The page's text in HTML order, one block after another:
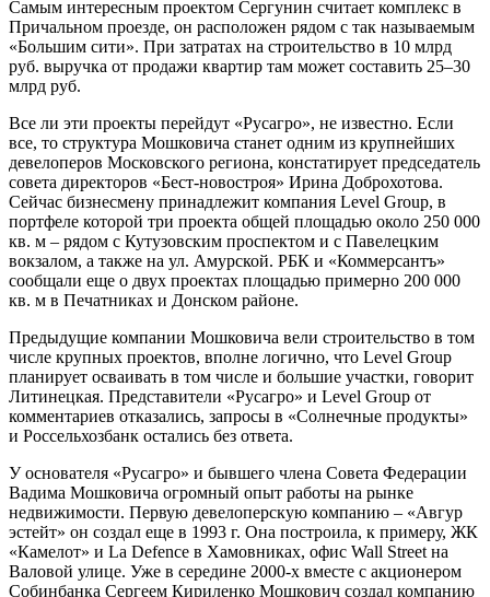
Самым интересным проектом Сергунин считает комплекс в
Причальном проезде, он расположен рядом с так называемым
«Большим сити». При затратах на строительство в 10 млрд
руб. выручка от продажи квартир там может составить 25–30
млрд руб.
Все ли эти проекты перейдут «Русагро», не известно. Если
все, то структура Мошковича станет одним из крупнейших
девелоперов Московского региона, констатирует председатель
совета директоров «Бест-новостроя» Ирина Доброхотова.
Сейчас бизнесмену принадлежит компания Level Group, в
портфеле которой три проекта общей площадью около 250 000
кв. м – рядом с Кутузовским проспектом и с Павелецким
вокзалом, а также на ул. Амурской. РБК и «Коммерсантъ»
сообщали еще о двух проектах площадью примерно 200 000
кв. м в Печатниках и Донском районе.
Предыдущие компании Мошковича вели строительство в том
числе крупных проектов, вполне логично, что Level Group
планирует осваивать в том числе и большие участки, говорит
Литинецкая. Представители «Русагро» и Level Group от
комментариев отказались, запросы в «Солнечные продукты»
и Россельхозбанк остались без ответа.
У основателя «Русагро» и бывшего члена Совета Федерации
Вадима Мошковича огромный опыт работы на рынке
недвижимости. Первую девелоперскую компанию – «Авгур
эстейт» он создал еще в 1993 г. Она построила, к примеру, ЖК
«Камелот» и La Defence в Хамовниках, офис Wall Street на
Валовой улице. Уже в середине 2000-х вместе с акционером
Собинбанка Сергеем Кириленко Мошкович создал компанию